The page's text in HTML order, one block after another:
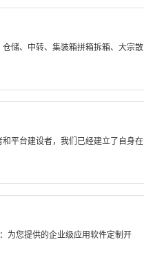
储、中转、集装箱拼箱拆箱、大宗散
平台建设者，我们已经建立了自身在
为您提供的企业级应用软件定制开